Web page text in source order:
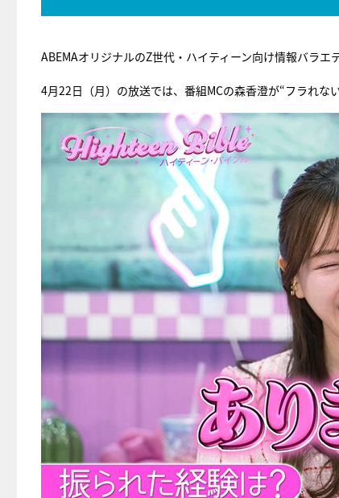
ABEMAオリジナルのZ世代・ハイティーン向け情報バラエ
4月22日（月）の放送では、番組MCの森香澄が“フラれな